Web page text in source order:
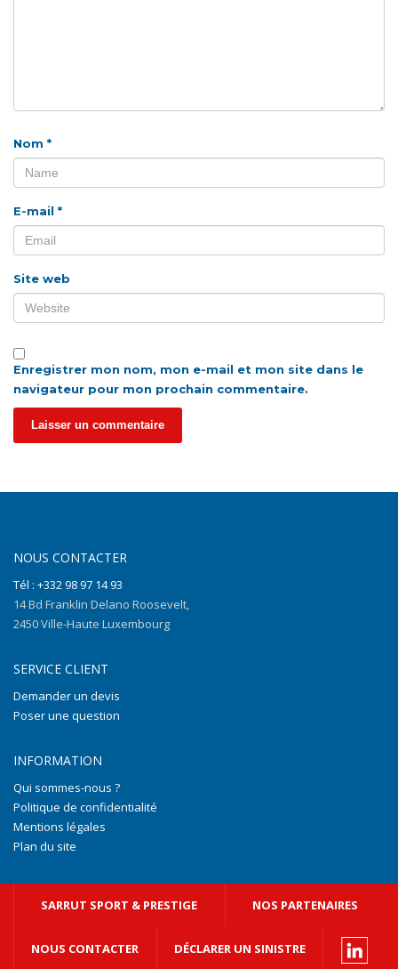
Nom *
E-mail *
Site web
Enregistrer mon nom, mon e-mail et mon site dans le
navigateur pour mon prochain commentaire.
NOUS CONTACTER
Tél : +332 98 97 14 93
14 Bd Franklin Delano Roosevelt,
2450 Ville-Haute Luxembourg
SERVICE CLIENT
Demander un devis
Poser une question
INFORMATION
Qui sommes-nous ?
Politique de confidentialité
Mentions légales
Plan du site
SARRUT SPORT & PRESTIGE NOS PARTENAIRES
NOUS CONTACTER DÉCLARER UN SINISTRE